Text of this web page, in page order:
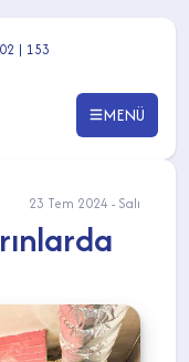
02 | 153
MENÜ
23 Tem 2024 - Salı